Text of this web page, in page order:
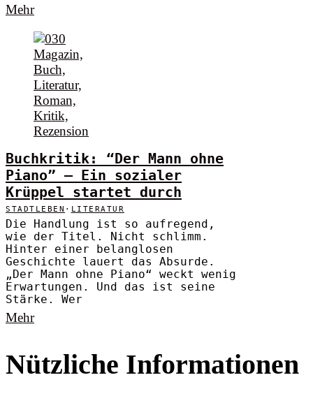
Mehr
Buchkritik: “Der Mann ohne
Piano” – Ein sozialer
Krüppel startet durch
STADTLEBEN · LITERATUR
Die Handlung ist so aufregend,
wie der Titel. Nicht schlimm.
Hinter einer belanglosen
Geschichte lauert das Absurde.
„Der Mann ohne Piano“ weckt wenig
Erwartungen. Und das ist seine
Stärke. Wer
Mehr
Nützliche Informationen